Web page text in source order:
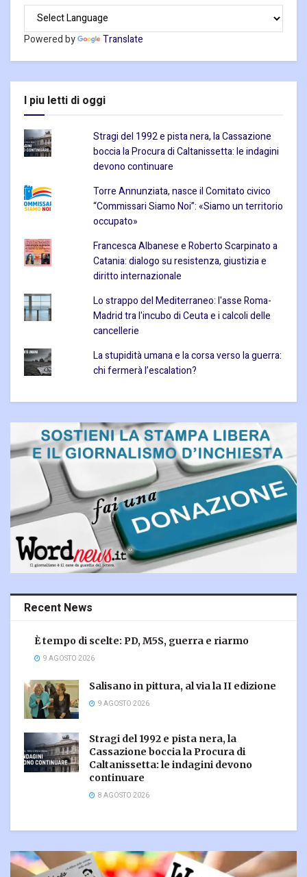
Powered by Translate
I piu letti di oggi
Stragi del 1992 e pista nera, la Cassazione
boccia la Procura di Caltanissetta: le indagini
devono continuare
Torre Annunziata, nasce il Comitato civico
“Commissari Siamo Noi”: «Siamo un territorio
occupato»
Francesca Albanese e Roberto Scarpinato a
Catania: dialogo su resistenza, giustizia e
diritto internazionale
Lo strappo del Mediterraneo: l'asse Roma-
Madrid tra l'incubo di Ceuta e i calcoli delle
cancellerie
La stupidità umana e la corsa verso la guerra:
chi fermerà l’escalation?
Recent News
È tempo di scelte: PD, M5S, guerra e riarmo
9 AGOSTO 2026
Salisano in pittura, al via la II edizione
9 AGOSTO 2026
Stragi del 1992 e pista nera, la
Cassazione boccia la Procura di
Caltanissetta: le indagini devono
continuare
8 AGOSTO 2026